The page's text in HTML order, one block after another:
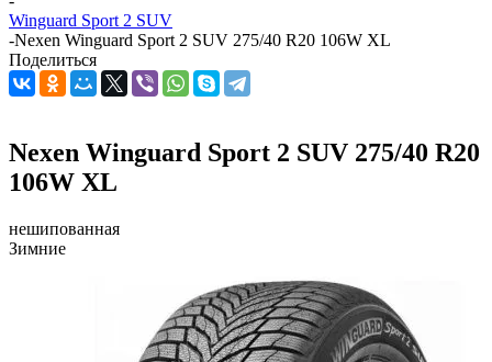
Winguard Sport 2 SUV
-Nexen Winguard Sport 2 SUV 275/40 R20 106W XL
Поделиться
Nexen Winguard Sport 2 SUV 275/40 R20
106W XL
нешипованная
Зимние